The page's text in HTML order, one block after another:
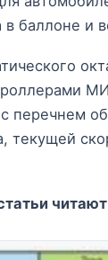
в баллоне и
перечнем
текущей